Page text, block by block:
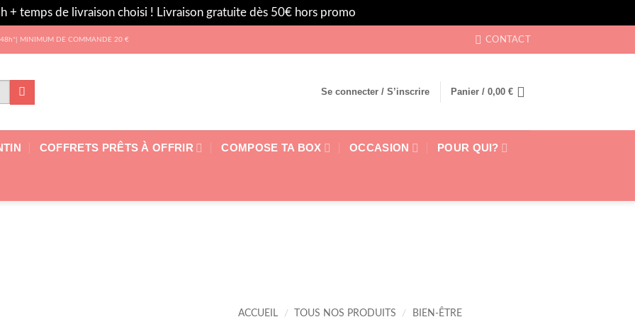
+ temps de livraison choisi ! Livraison gratuite dès 50€ hors promo
48h*| MINIMUM DE COMMANDE 20 € CONTACT
Se connecter / S’inscrire Panier / 0,00 €
COFFRETS PRÊTS À OFFRIR COMPOSE TA BOX OCCASION POUR QUI?
ACCUEIL / TOUS NOS PRODUITS / BIEN-ÊTRE